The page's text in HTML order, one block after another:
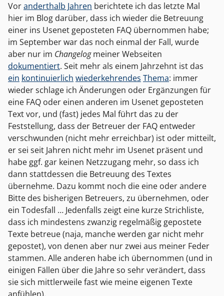
Voranderthalb Jahren berichtete ich das letzte Mal
hier im Blog darüber, dass ich wieder die Betreuung
einer ins Usenet geposteten FAQ übernommen habe;
im September war das noch einmal der Fall, wurde
aber nur im Changelogmeiner Webseiten
dokumentiert. Seit mehr als einem Jahrzehnt ist das
ein kontinuierlich wiederkehrendes Thema: immer
wieder schlage ich Änderungen oder Ergänzungen für
eine FAQ oder einen anderen im Usenet geposteten
Text vor, und (fast) jedes Mal führt das zu der
Feststellung, dass der Betreuer der FAQ entweder
verschwunden (nicht mehr erreichbar) ist oder mitteilt,
er sei seit Jahren nicht mehr im Usenet präsent und
habe ggf. gar keinen Netzzugang mehr, so dass ich
dann stattdessen die Betreuung des Textes
übernehme. Dazu kommt noch die eine oder andere
Bitte des bisherigen Betreuers, zu übernehmen, oder
ein Todesfall … Jedenfalls zeigt eine kurze Strichliste,
dass ich mindestens zwanzig regelmäßig gepostete
Texte betreue (naja, manche werden gar nicht mehr
gepostet), von denen aber nur zwei aus meiner Feder
stammen. Alle anderen habe ich übernommen (und in
einigen Fällen über die Jahre so sehr verändert, dass
sie sich mittlerweile fast wie meine eigenen Texte